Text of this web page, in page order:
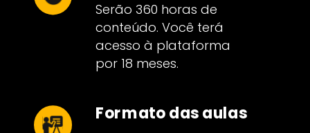
Serão 360 horas de
conteúdo. Você terá
acesso à plataforma
por 18 meses.
Formato das aulas